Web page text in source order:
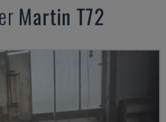
Martin T72